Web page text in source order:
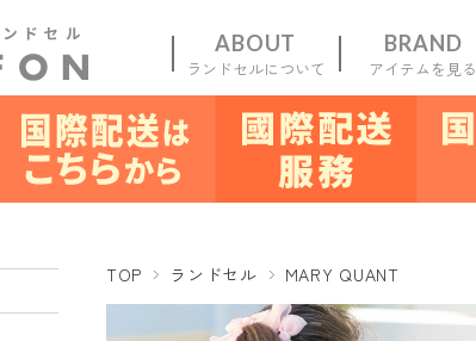
ABOUT
ランドセルについて
BRAND
アイテムを見る
商品一覧 新規会員
TOP ランドセル MARY QUANT